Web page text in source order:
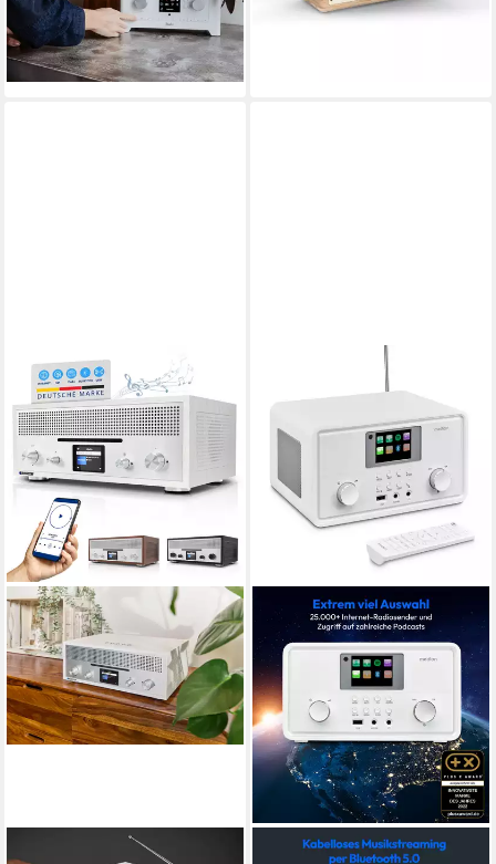
16,39 €mtl. in 24 Raten
lieferbar - in 3-4 Werktagen bei dir
lieferbar - in 2-3 Werktagen bei dir
MEDION®